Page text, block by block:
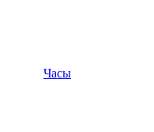
Часы